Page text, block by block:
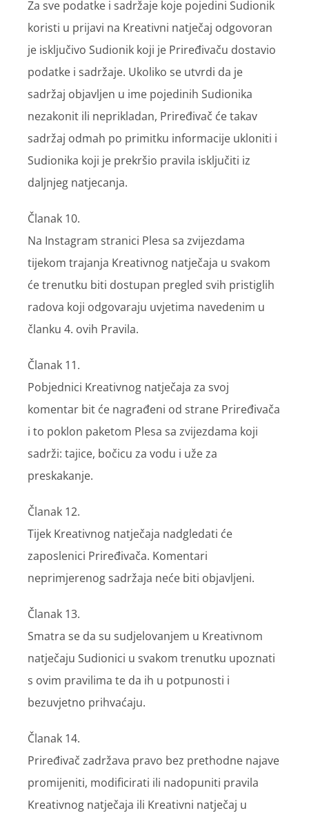
Za sve podatke i sadržaje koje pojedini Sudionik
koristi u prijavi na Kreativni natječaj odgovoran
je isključivo Sudionik koji je Priređivaču dostavio
podatke i sadržaje. Ukoliko se utvrdi da je
sadržaj objavljen u ime pojedinih Sudionika
nezakonit ili neprikladan, Priređivač će takav
sadržaj odmah po primitku informacije ukloniti i
Sudionika koji je prekršio pravila isključiti iz
daljnjeg natjecanja.
Članak 10.
Na Instagram stranici Plesa sa zvijezdama
tijekom trajanja Kreativnog natječaja u svakom
će trenutku biti dostupan pregled svih pristiglih
radova koji odgovaraju uvjetima navedenim u
članku 4. ovih Pravila.
Članak 11.
Pobjednici Kreativnog natječaja za svoj
komentar bit će nagrađeni od strane Priređivača
i to poklon paketom Plesa sa zvijezdama koji
sadrži: tajice, bočicu za vodu i uže za
preskakanje.
Članak 12.
Tijek Kreativnog natječaja nadgledati će
zaposlenici Priređivača. Komentari
neprimjerenog sadržaja neće biti objavljeni.
Članak 13.
Smatra se da su sudjelovanjem u Kreativnom
natječaju Sudionici u svakom trenutku upoznati
s ovim pravilima te da ih u potpunosti i
bezuvjetno prihvaćaju.
Članak 14.
Priređivač zadržava pravo bez prethodne najave
promijeniti, modificirati ili nadopuniti pravila
Kreativnog natječaja ili Kreativni natječaj u